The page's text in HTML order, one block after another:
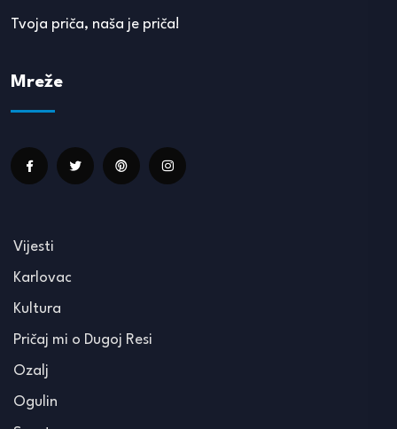
Tvoja priča, naša je priča!
Mreže
Vijesti
Karlovac
Kultura
Pričaj mi o Dugoj Resi
Ozalj
Ogulin